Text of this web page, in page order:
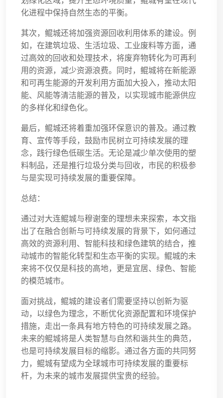
化进程中保持自然生态的平衡。
其次，鲲城还将加强资源回收利用体系的建设。例
如，在建筑垃圾、生活垃圾、工业废料等方面，通
过高效的回收和处理技术，将废弃物转化为可再利
用的资源，减少资源浪费。同时，鲲城将在新能源
和可再生能源的开发利用方面加大投入，推动太阳
能、风能等清洁能源的普及，以实现城市能源供应
的多样化和绿色化。
最后，鲲城还将着重加强环保意识的普及。通过教
育、宣传等手段，鼓励市民树立可持续发展的理
念，践行绿色低碳生活。无论是减少单次使用的塑
料制品，还是推行垃圾分类与回收，市民的积极参
与是实现可持续发展的重要保障。
总结：
通过对大连鲲城与穆谢奎的理想未来探索，本文指
出了在融合创新与可持续发展的背景下，如何通过
高效的资源利用、智能科技和绿色建筑的结合，推
动城市的智能化转型和生态平衡的实现。鲲城的未
来将不仅仅是科技的高地，更是宜居、绿色、智能
的模范城市。
面对挑战，鲲城的建设者们需要坚持以创新为驱
动，以绿色为理念，不断优化资源配置和环境保护
措施，走出一条具有地方特色的可持续发展之路。
未来的鲲城将是人类智慧与自然和谐共生的典范，
也是可持续发展目标的缩影。通过各方面的共同努
力，鲲城有望成为全球城市可持续发展的重要标
杆，为未来的城市发展提供宝贵的经验。